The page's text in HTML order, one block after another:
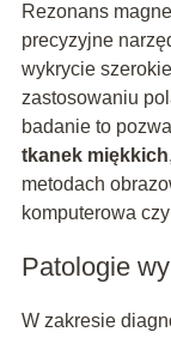
Rezonans
precyzyjne
wykrycie
zastosowaniu
badanie to
tkanek miękkich
metodach
komputerowa
Patologie
W zakresie